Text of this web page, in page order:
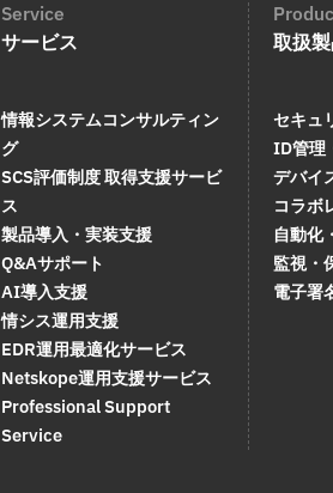
Service
サービス
情報システムコンサルティン
グ
SCS評価制度 取得支援サービ
ス
製品導入・実装支援
Q&Aサポート
AI導入支援
情シス運用支援
EDR運用最適化サービス
Netskope運用支援サービス
Professional Support
Service
取扱
セキュ
ID管理
デバイ
コラボ
自動化
監視・
電子署